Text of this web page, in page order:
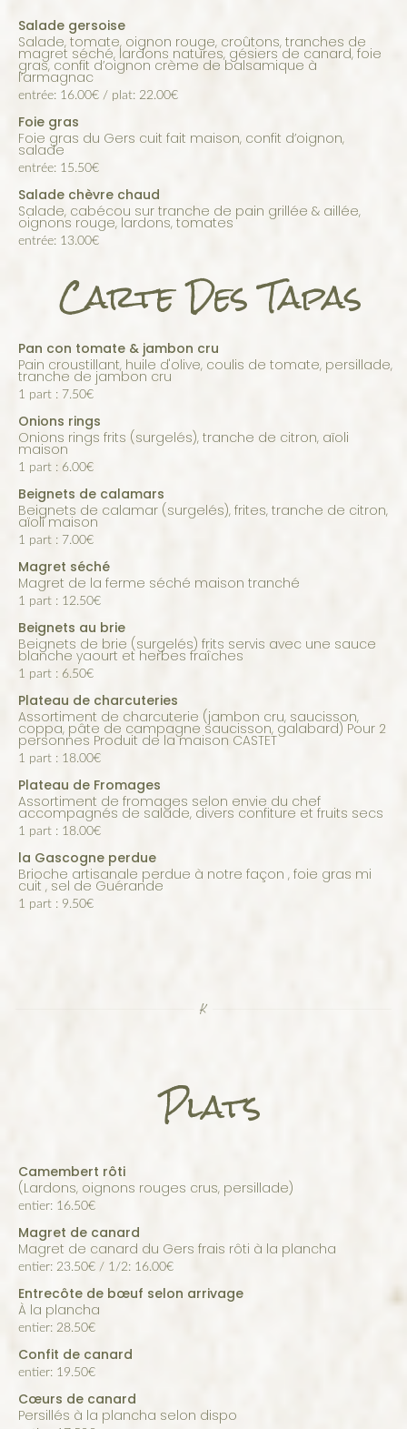
Salade gersoise
salade, tomate, oignon rouge, croûtons, tranches de
magret séché, lardons natures, gésiers de canard, foie
gras, confit d’oignon crème de balsamique à
l’armagnac
entrée: 16.00€ / plat: 22.00€
Foie gras
foie gras du Gers cuit fait maison, confit d’oignon,
salade
entrée: 15.50€
Salade chèvre chaud
salade, cabécou sur tranche de pain grillée & aillée,
oignons rouge, lardons, tomates
entrée: 13.00€
Carte Des Tapas
Pan con tomate & jambon cru
Pain croustillant, huile d'olive, coulis de tomate, persillade,
tranche de jambon cru
1 part : 7.50€
Onions rings
Onions rings frits (surgelés), tranche de citron, aïoli
maison
1 part : 6.00€
Beignets de calamars
Beignets de calamar (surgelés), frites, tranche de citron,
aïoli maison
1 part : 7.00€
Magret séché
Magret de la ferme séché maison tranché
1 part : 12.50€
Beignets au brie
Beignets de brie (surgelés) frits servis avec une sauce
blanche yaourt et herbes fraîches
1 part : 6.50€
Plateau de charcuteries
Assortiment de charcuterie (jambon cru, saucisson,
coppa, pâte de campagne saucisson, galabard) Pour 2
personnes Produit de la maison CASTET
1 part : 18.00€
Plateau de Fromages
Assortiment de fromages selon envie du chef
accompagnés de salade, divers confiture et fruits secs
1 part : 18.00€
la Gascogne perdue
Brioche artisanale perdue à notre façon , foie gras mi
cuit , sel de Guérande
1 part : 9.50€
Plats
Camembert rôti
(lardons, oignons rouges crus, persillade)
entier: 16.50€
Magret de canard
magret de canard du Gers frais rôti à la plancha
entier: 23.50€ / 1/2: 16.00€
Entrecôte de bœuf selon arrivage
à la plancha
entier: 28.50€
Confit de canard
entier: 19.50€
Cœurs de canard
persillés à la plancha selon dispo